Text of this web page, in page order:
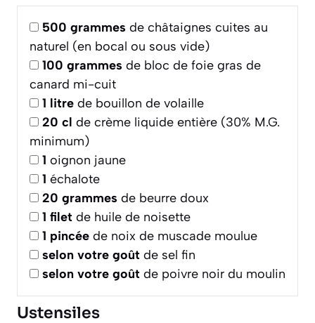
500 grammes de châtaignes cuites au
naturel (en bocal ou sous vide)
100 grammes de bloc de foie gras de
canard mi-cuit
1 litre de bouillon de volaille
20 cl de crème liquide entière (30% M.G.
minimum)
1 oignon jaune
1 échalote
20 grammes de beurre doux
1 filet de huile de noisette
1 pincée de noix de muscade moulue
selon votre goût de sel fin
selon votre goût de poivre noir du moulin
Ustensiles